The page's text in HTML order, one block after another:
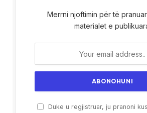
Merrni njoftimin për të
materialet e
Duke u regjistruar, ju pranoni